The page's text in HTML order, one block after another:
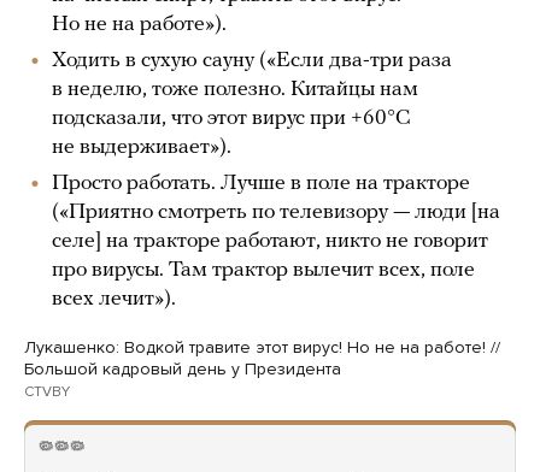
Но не на работе»).
Ходить в сухую сауну («Если два-три раза
в неделю, тоже полезно. Китайцы нам
подсказали, что этот вирус при +60°С
не выдерживает»).
Просто работать. Лучше в поле на тракторе
(«Приятно смотреть по телевизору — люди [на
селе] на тракторе работают, никто не говорит
про вирусы. Там трактор вылечит всех, поле
всех лечит»).
Лукашенко: Водкой травите этот вирус! Но не на работе! //
Большой кадровый день у Президента
CTVBY
🦠🦠🦠